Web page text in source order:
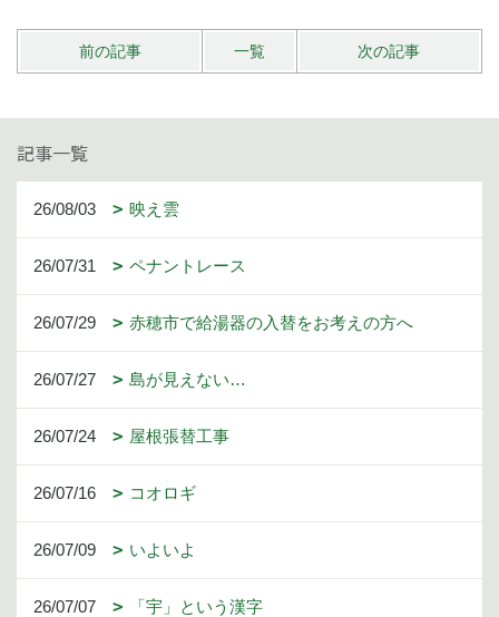
前の記事 一覧 次の記事
記事一覧
26/08/03 映え雲
26/07/31 ペナントレース
26/07/29 赤穂市で給湯器の入替をお考えの方へ
26/07/27 島が見えない…
26/07/24 屋根張替工事
26/07/16 コオロギ
26/07/09 いよいよ
26/07/07 「宇」という漢字